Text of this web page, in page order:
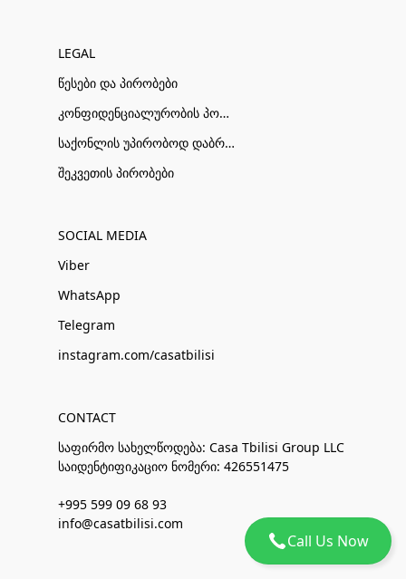
Call Us Now
LEGAL
წესები და პირობები
კონფიდენციალურობის პოლიტიკა
საქონლის უპირობოდ დაბრუნების პირობები
შეკვეთის პირობები
SOCIAL MEDIA
Viber
WhatsApp
Telegram
instagram.com/casatbilisi
CONTACT
საფირმო სახელწოდება: Casa Tbilisi Group LLC
საიდენტიფიკაციო ნომერი: 426551475
+995 599 09 68 93
info@casatbilisi.com